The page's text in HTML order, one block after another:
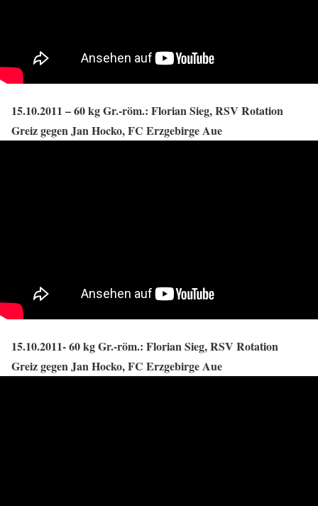
15.10.2011 – 60 kg Gr.-röm.: Florian Sieg, RSV Rotation
Greiz gegen Jan Hocko, FC Erzgebirge Aue
15.10.2011- 60 kg Gr.-röm.: Florian Sieg, RSV Rotation
Greiz gegen Jan Hocko, FC Erzgebirge Aue